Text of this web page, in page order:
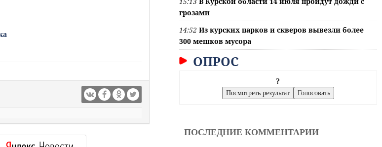
грозами
14:52 Из курских парков и скверов вывезли более
300 мешков мусора
ОПРОС
?
ПОСЛЕДНИЕ КОММЕНТАРИИ